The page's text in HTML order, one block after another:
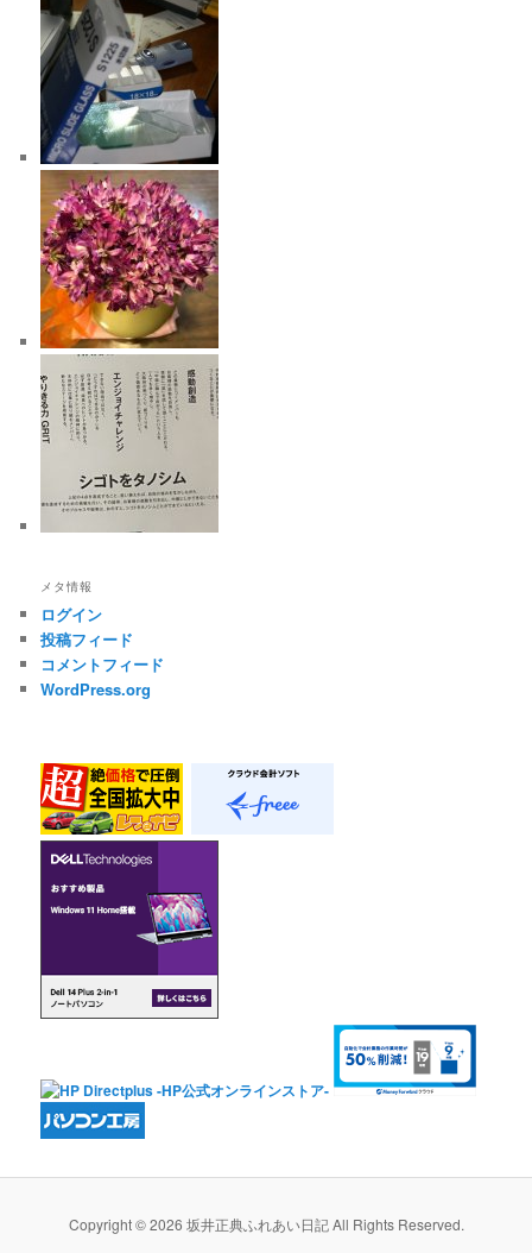
メタ情報
ログイン
投稿フィード
コメントフィード
WordPress.org
Copyright © 2026 坂井正典ふれあい日記 All Rights Reserved.